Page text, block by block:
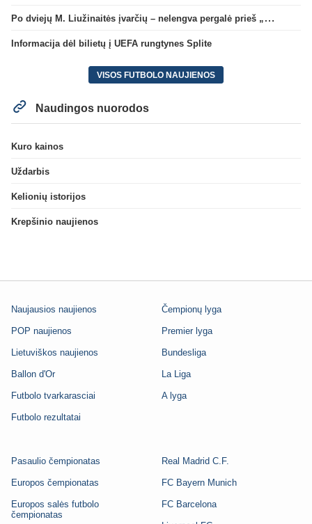
Po dviejų M. Liužinaitės įvarčių – nelengva pergalė prieš „Bangą“
Informacija dėl bilietų į UEFA rungtynes Splite
VISOS FUTBOLO NAUJIENOS
Naudingos nuorodos
Kuro kainos
Uždarbis
Kelionių istorijos
Krepšinio naujienos
Naujausios naujienos
POP naujienos
Lietuviškos naujienos
Ballon d'Or
Futbolo tvarkarasciai
Futbolo rezultatai
Čempionų lyga
Premier lyga
Bundesliga
La Liga
A lyga
Pasaulio čempionatas
Europos čempionatas
Europos salės futbolo
čempionatas
Real Madrid C.F.
FC Bayern Munich
FC Barcelona